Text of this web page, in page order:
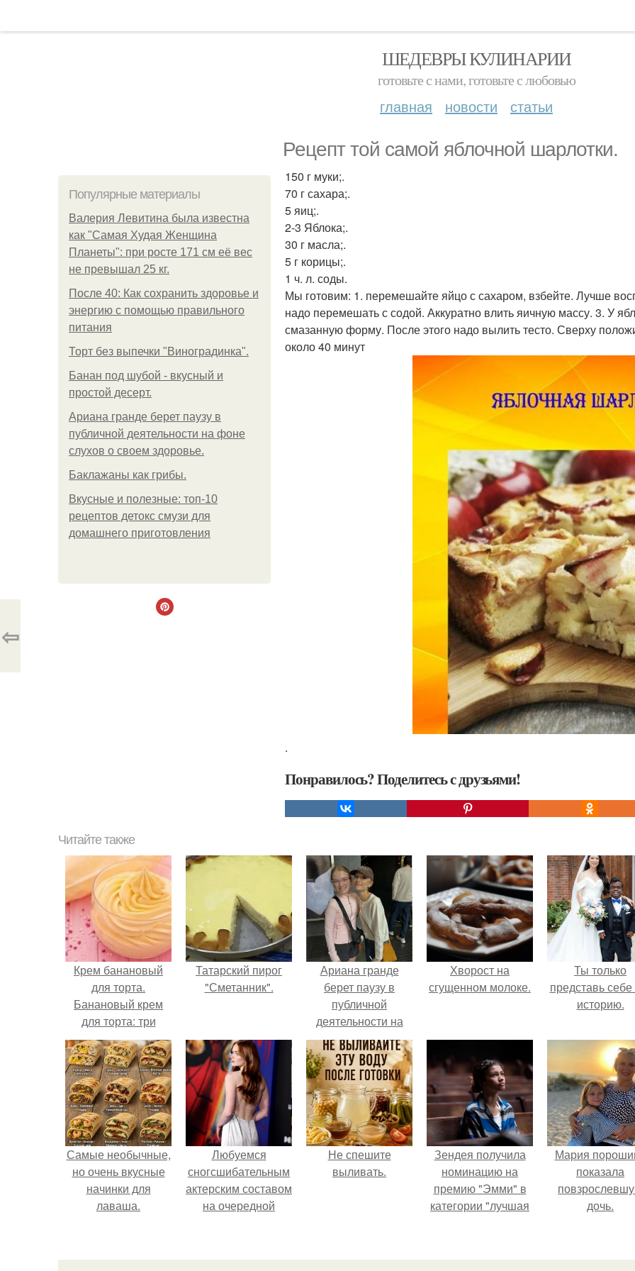
ШЕДЕВРЫ КУЛИНАРИИ
готовьте с нами, готовьте с любовью
главная новости статьи
Рецепт той самой яблочной шарлотки.
Популярные материалы
Валерия Левитина была известна
как "Самая Худая Женщина
Планеты": при росте 171 см её вес
не превышал 25 кг.
После 40: Как сохранить здоровье и
энергию с помощью правильного
питания
Торт без выпечки "Виноградинка".
Банан под шубой - вкусный и
простой десерт.
Ариана гранде берет паузу в
публичной деятельности на фоне
слухов о своем здоровье.
Баклажаны как грибы.
Вкусные и полезные: топ-10
рецептов детокс смузи для
домашнего приготовления
150 г муки;.
70 г сахара;.
5 яиц;.
2-3 Яблока;.
30 г масла;.
5 г корицы;.
1 ч. л. соды.
Мы готовим: 1. перемешайте яйцо с сахаром, взбейте. Лучше
надо перемешать с содой. Аккуратно влить яичную массу. 3. У
смазанную форму. После этого надо вылить тесто. Сверху
около 40 минут
.
Понравилось? Поделитесь с друзьями!
⇦
Читайте также
Крем банановый
для торта.
Банановый крем
для торта: три
рецепта как
приготовить.
Татарский пирог
"Сметанник".
Ариана гранде
берет паузу в
публичной
деятельности на
фоне слухов о
своем здоровье.
Хворост на
сгущенном молоке.
Ты только
представь себе
историю.
Самые необычные,
но очень вкусные
начинки для
лаваша.
Любуемся
сногсшибательным
актерским составом
на очередной
Не спешите
выливать.
Зендея получила
номинацию на
премию "Эмми" в
категории "лучшая
сериале" за третий
Мария
показала
дочь.